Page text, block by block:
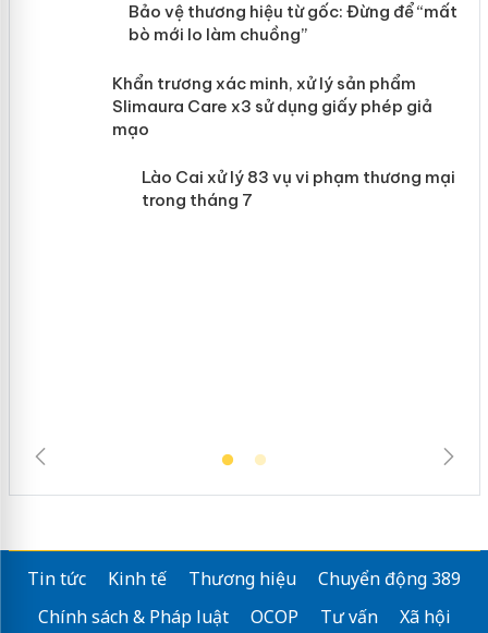
Bảo vệ thương hiệu từ gốc: Đừng để
“mất bò mới lo làm chuồng”
Slimaura Care x3 sử dụng giấy phép
giả mạo
Tin tức Kinh tế Thương hiệu
Chuyển động 389
Chính sách & Pháp luật
OCOP Tư vấn
Xã hội